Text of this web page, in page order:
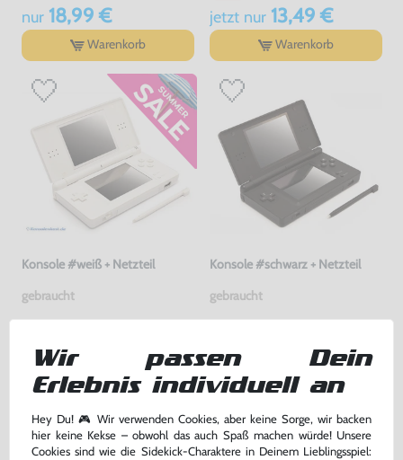
nur18,99 €
Warenkorb
jetzt nur13,49 €
Warenkorb
Konsole #weiß + Netzteil
gebraucht
Warenkorb
Konsole #schwarz + Netzteil
gebraucht
Warenkorb
DAS HABEN ANDERE DAZU
GEKAUFT
Wir passen Dein
Erlebnis individuell an
Hey Du! 🎮 Wir verwenden Cookies, aber keine Sorge, wir backen
hier keine Kekse – obwohl das auch Spaß machen würde! Unsere
Cookies sind wie die Sidekick-Charaktere in Deinem Lieblingsspiel: